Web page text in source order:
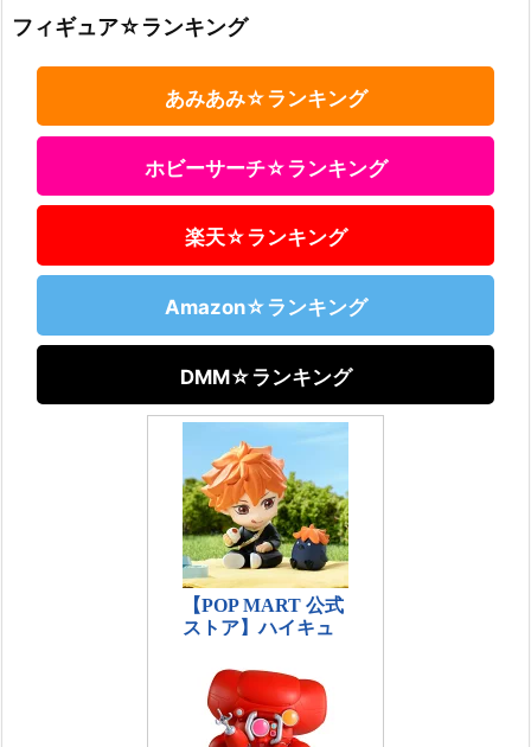
フィギュア☆ランキング
あみあみ☆ランキング
ホビーサーチ☆ランキング
楽天☆ランキング
Amazon☆ランキング
DMM☆ランキング